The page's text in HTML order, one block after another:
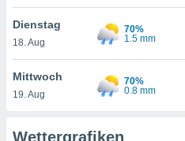
auf
klicken.
Dienstag
18. Aug
70%
1.5 mm
Mittwoch
19. Aug
70%
0.8 mm
Wettergrafiken